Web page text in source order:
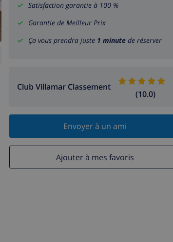
Satisfaction garantie à 100 %
Garantie de Meilleur Prix
Ça vous prendra juste 1 minute de réserver
Club Villamar Classement
(10.0)
Envoyer à un ami
Ajouter à mes favoris